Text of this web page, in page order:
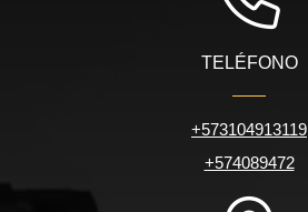
TELÉFONO
+573104913119
+574089472